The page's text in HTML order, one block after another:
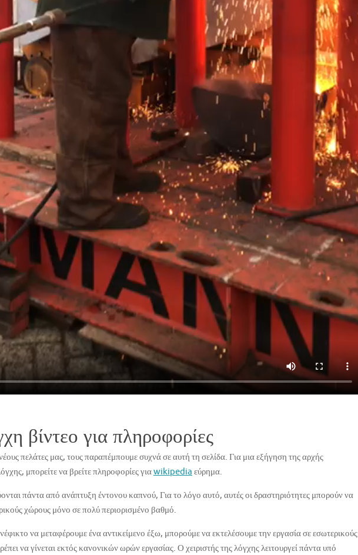
βίντεο για πληροφορίες
πελάτες μας, τους παραπέμπουμε συχνά σε αυτή τη σελίδα. Για μια εξήγηση της αρχής
μπορείτε να βρείτε πληροφορίες γιαwikipedia εύρημα.
πάντα από ανάπτυξη έντονου καπνού, Για το λόγο αυτό, αυτές οι δραστηριότητες μπορούν να
χώρους μόνο σε πολύ περιορισμένο βαθμό.
να μεταφέρουμε ένα αντικείμενο έξω, μπορούμε να εκτελέσουμε την εργασία σε εσωτερικούς
να γίνεται εκτός κανονικών ωρών εργασίας. Ο χειριστής της λόγχης λειτουργεί πάντα υπό